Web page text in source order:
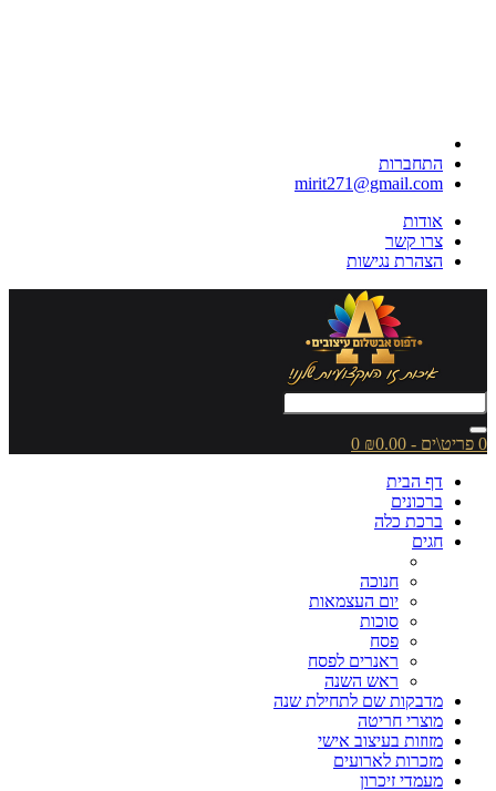
התחברות
mirit271@gmail.com
אודות
צרו קשר
הצהרת נגישות
0 פריט\ים - ₪0.00
0
דף הבית
ברכונים
ברכת כלה
חגים
חנוכה
יום העצמאות
סוכות
פסח
ראנרים לפסח
ראש השנה
מדבקות שם לתחילת שנה
מוצרי חריטה
מזוזות בעיצוב אישי
מזכרות לארועים
מעמדי זיכרון